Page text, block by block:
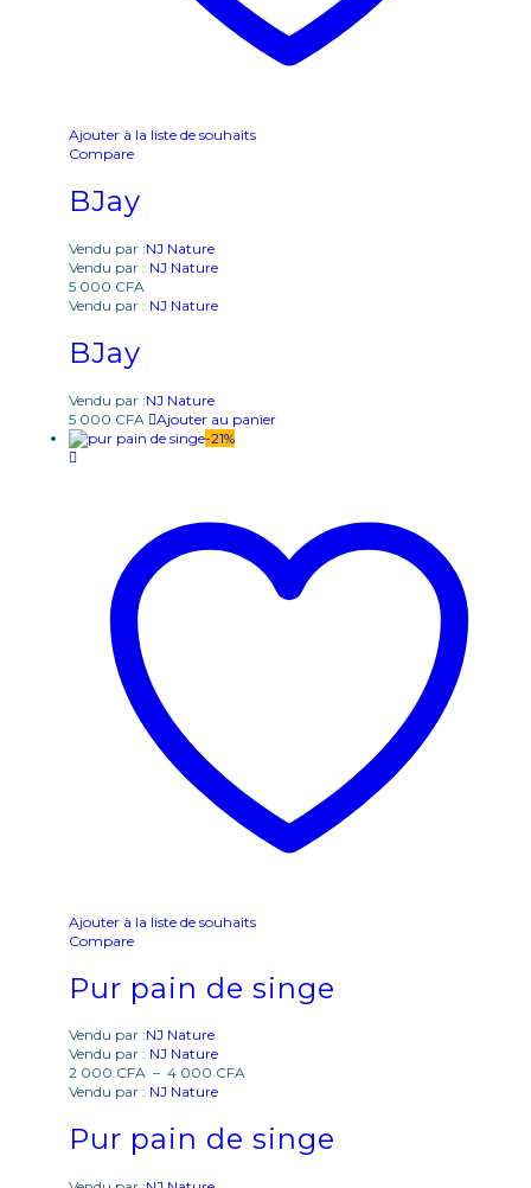
Ajouter à la liste de souhaits
Compare
BJay
Vendu par :NJ Nature
Vendu par : NJ Nature
5 000 CFA
Vendu par : NJ Nature
BJay
Vendu par :NJ Nature
5 000 CFA
Ajouter au panier
-21%
Ajouter à la liste de souhaits
Compare
Pur pain de singe
Vendu par :NJ Nature
Vendu par : NJ Nature
2 000 CFA – 4 000 CFA
Vendu par : NJ Nature
Pur pain de singe